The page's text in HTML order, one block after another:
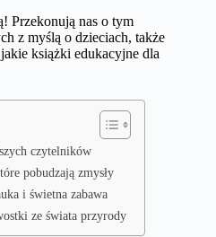
Przekonują nas o tym
z myślą o dzieciach, także
książki edukacyjne dla
czytelników
pobudzają zmysły
i świetna zabawa
ze świata przyrody